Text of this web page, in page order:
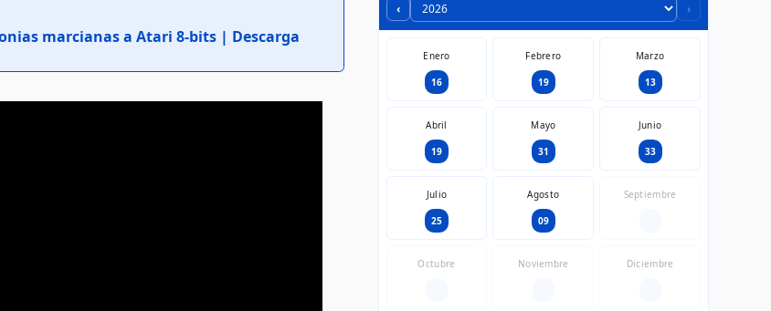
marcianas a Atari 8-bits | Descarga
‹ ›
Enero
16
Febrero
19
Marzo
13
Abril
19
Mayo
31
Junio
33
Julio
25
Agosto
09
Septiembre
Octubre Noviembre Diciembre